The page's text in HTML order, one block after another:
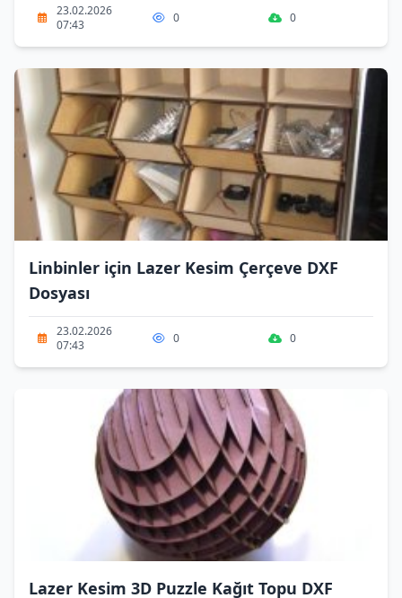
23.02.2026
07:43
0 0
Linbinler için Lazer Kesim Çerçeve DXF
Dosyası
23.02.2026
07:43
0 0
Lazer Kesim 3D Puzzle Kağıt Topu DXF